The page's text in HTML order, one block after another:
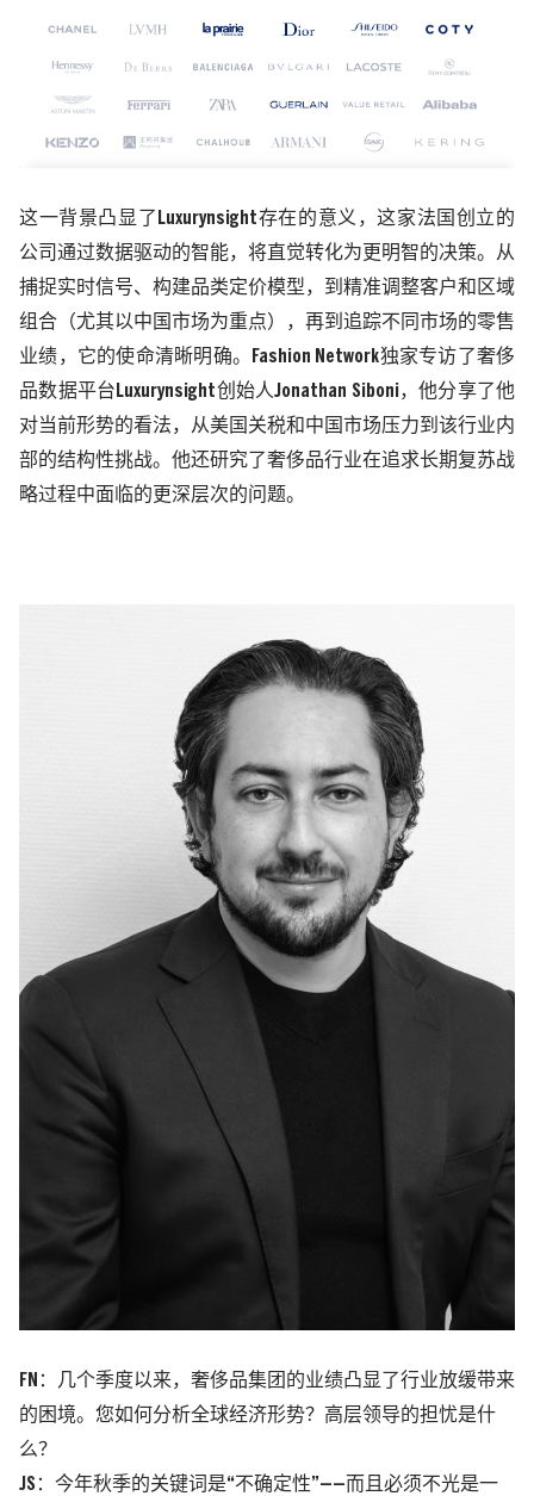
这一背景凸显了 Luxurynsight存在的意义，这家法国创立的
公司通过数据驱动的智能，将直觉转化为更明智的决策。从
捕捉实时信号、构建品类定价模型，到精准调整客户和区域
组合（尤其以中国市场为重点），再到追踪不同市场的零售
业绩，它的使命清晰明确。
Fashion Network独家专访了奢侈
品数据平台 Luxurynsight创始人Jonathan Siboni，他分享了他
对当前形势的看法，从美国关税和中国市场压力到该行业内
部的结构性挑战。他还研究了奢侈品行业在追求长期复苏战
略过程中面临的更深层次的问题。
FN：几个季度以来，奢侈品集团的业绩凸显了行业放缓带来
的困境。您如何分析全球经济形势？高层领导的担忧是什
么？
JS：今年秋季的关键词是“不确定性”——而且必须不光是一